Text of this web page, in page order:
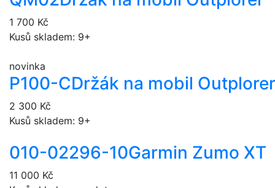
1 700 Kč
Kusů skladem: 9+
novinka
P100-CDržák na mobil
2 300 Kč
Kusů skladem: 9+
010-02296-10Garmin Zumo XT
11 000 Kč